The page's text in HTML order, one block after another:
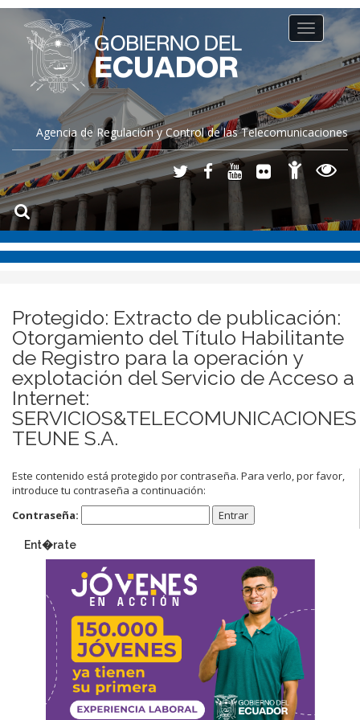
Agencia de Regulación y Control de las Telecomunicaciones
Toggle
navigation
Protegido: Extracto de publicación:
Otorgamiento del Título Habilitante
de Registro para la operación y
explotación del Servicio de Acceso a
Internet:
SERVICIOS&TELECOMUNICACIONES
TEUNE S.A.
Este contenido está protegido por contraseña. Para verlo, por favor,
introduce tu contraseña a continuación:
Contraseña:
Ent�rate